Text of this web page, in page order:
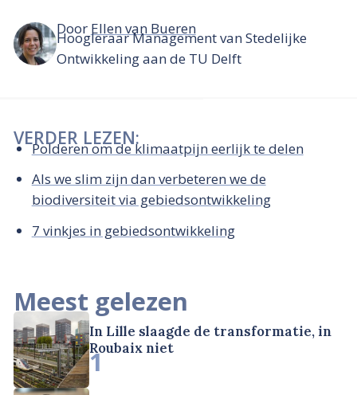
Door Ellen van Bueren
Hoogleraar Management van Stedelijke
Ontwikkeling aan de TU Delft
VERDER LEZEN:
Polderen om de klimaatpijn eerlijk te delen
Als we slim zijn dan verbeteren we de
biodiversiteit via gebiedsontwikkeling
7 vinkjes in gebiedsontwikkeling
Meest gelezen
In Lille slaagde de transformatie, in
Roubaix niet
1